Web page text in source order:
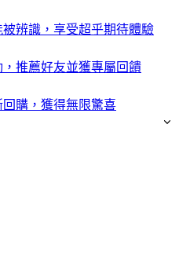
辨識，享受超乎期待體驗
推薦好友並獲專屬回饋
購，獲得無限驚喜